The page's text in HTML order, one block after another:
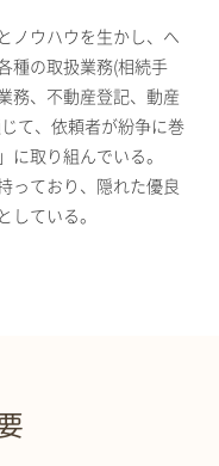
ノウハウを生かし、へ
種の取扱業務(相続手
務、不動産登記、動産
て、依頼者が紛争に巻
取り組んでいる。
っており、隠れた優良
ている。